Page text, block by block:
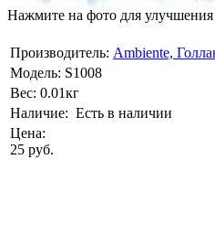
Нажмите на фото для улучшения
Производитель: Ambiente,
Модель: S1008
Вес: 0.01кг
Наличие: Есть в наличии
Цена:
25 руб.